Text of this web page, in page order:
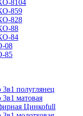
8104
859
828
88
84
08
85
полуглянец
матовая
Цинкоfull